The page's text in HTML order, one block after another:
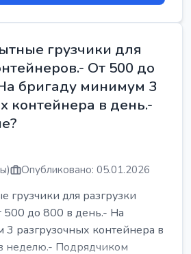
грузчики для
От 500 до
бригаду минимум 3
контейнера в день.-
Опубликовано: 05.01.2026
грузчики для разгрузки
500 до 800 в день.- На
разгрузочных контейнера в
неделю.- Подрядчиком